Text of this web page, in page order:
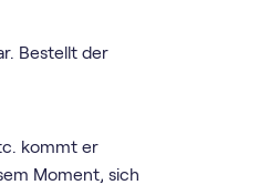
Bestellt der
kommt er
Moment, sich